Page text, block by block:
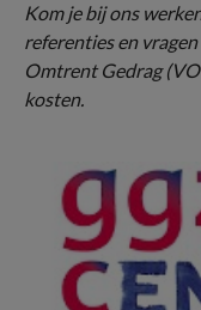
Kom je bij ons
referenties en
Omtrent Gedrag
kosten.